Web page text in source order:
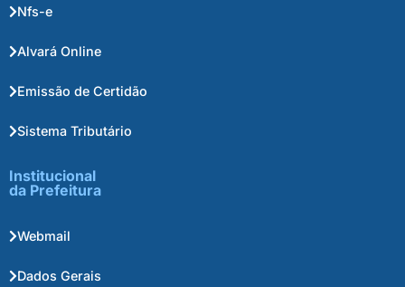
Nfs-e
Alvará Online
Emissão de Certidão
Sistema Tributário
Institucional
da Prefeitura
Webmail
Dados Gerais